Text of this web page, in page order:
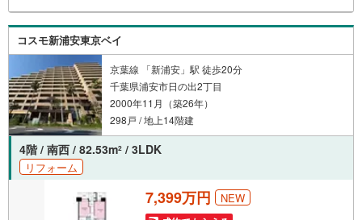
ば、ネット掲載不可の限定情報や、新規公開予定の物件資
料も併せてご用意いたします。■安心の資金計画・売却サポ
ート将来の金銭的な不安には、提携ファイナンシャルプラ
ンナー（FP）がライフプランに合わせた資金計画をお答え
します。また、購入だけでなく、将来の住み替えやご売却
の相談まで長期的にサポートいたします。営業時間（9:00
～18:00）はお電話が繋がりやすくなっております。人気物
件は早期終了の可能性があるため、お早めにお問い合わせ
ください！
コスモ新浦安東京ベイ
京葉線 「新浦安」駅 徒歩20分
千葉県浦安市日の出2丁目
2000年11月（築26年）
298戸 / 地上14階建
4階 / 南西 / 82.53m2 / 3LDK
リフォーム
7,399万円 NEW